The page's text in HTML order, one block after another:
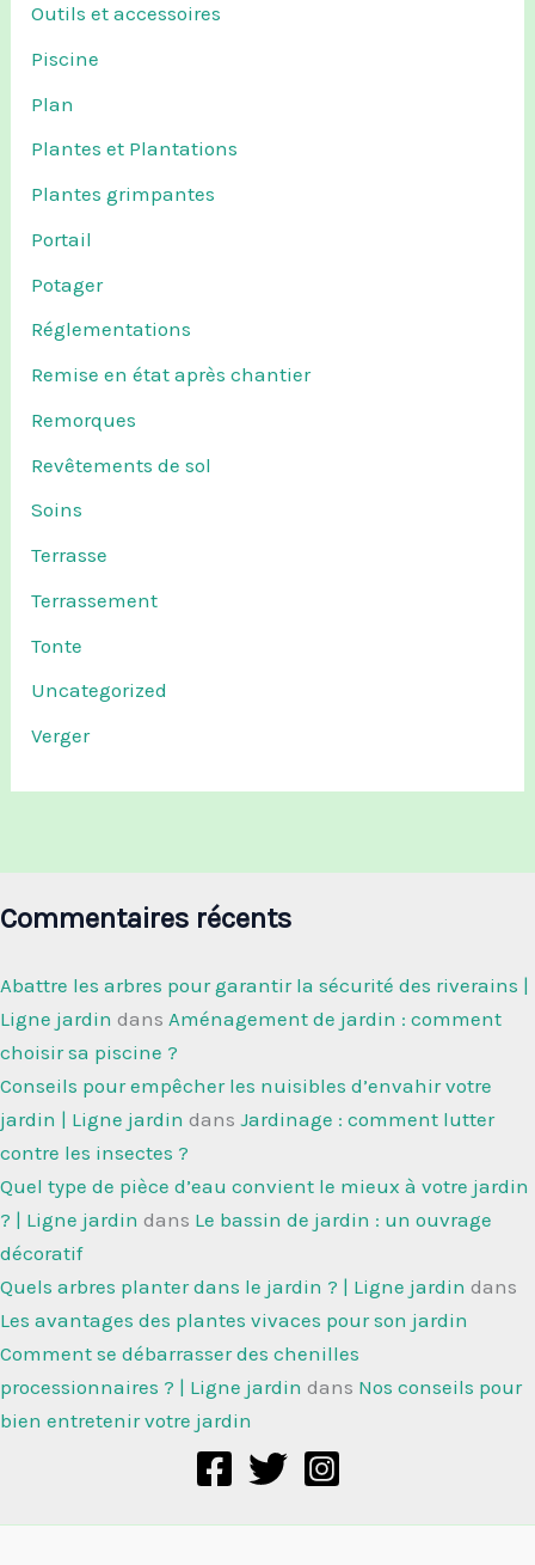
Outils et accessoires
Piscine
Plan
Plantes et Plantations
Plantes grimpantes
Portail
Potager
Réglementations
Remise en état après chantier
Remorques
Revêtements de sol
Soins
Terrasse
Terrassement
Tonte
Uncategorized
Verger
Commentaires récents
Abattre les arbres pour garantir la sécurité des riverains |
Ligne jardin dans Aménagement de jardin : comment
choisir sa piscine ?
Conseils pour empêcher les nuisibles d’envahir votre
jardin | Ligne jardin dans Jardinage : comment lutter
contre les insectes ?
Quel type de pièce d’eau convient le mieux à votre jardin
? | Ligne jardin dans Le bassin de jardin : un ouvrage
décoratif
Quels arbres planter dans le jardin ? | Ligne jardin dans
Les avantages des plantes vivaces pour son jardin
Comment se débarrasser des chenilles
processionnaires ? | Ligne jardin dans Nos conseils pour
bien entretenir votre jardin